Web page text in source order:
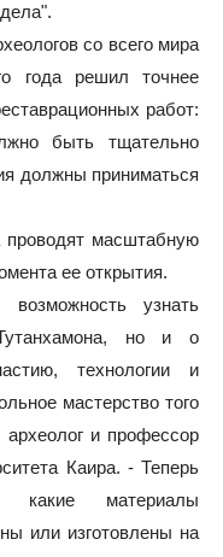
со всего мира
года решил точнее
работ:
быть тщательно
должны приниматься
масштабную
ее открытия.
возможность узнать
но и о
технологии и
мастерство того
и профессор
Каира. - Теперь
материалы
или изготовлены на